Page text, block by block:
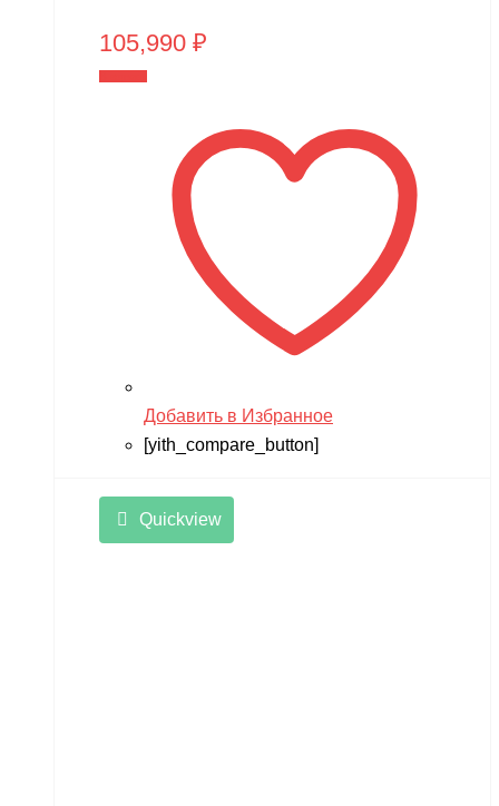
105,990 ₽
Добавить в Избранное
[yith_compare_button]
Quickview